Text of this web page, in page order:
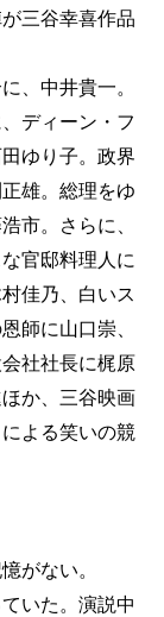
三谷幸喜作品
、中井貴一。
ディーン・フ
ゆり子。政界
雄。総理をゆ
市。さらに、
官邸料理人に
佳乃、白いス
師に山口崇、
社社長に梶原
か、三谷映画
よる笑いの競
がない。
いた。演説中